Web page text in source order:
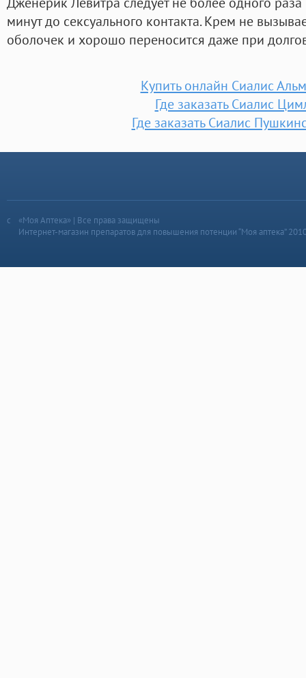
минут до сексуального контакта. Крем не
оболочек и хорошо переносится даже при
Купить онлайн Сиалис
Где заказать Сиалис
Где заказать Сиалис
«Моя Аптека» | Все права защищены
Интернет-магазин препаратов для повышения потенции “Моя аптека”